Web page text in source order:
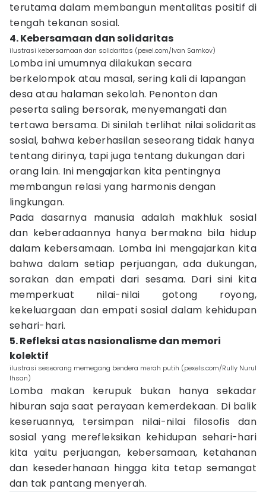
terutama dalam membangun mentalitas positif di
tengah tekanan sosial.
4. Kebersamaan dan solidaritas
ilustrasi kebersamaan dan solidaritas (pexel.com/Ivan Samkov)
Lomba ini umumnya dilakukan secara
berkelompok atau masal, sering kali di lapangan
desa atau halaman sekolah. Penonton dan
peserta saling bersorak, menyemangati dan
tertawa bersama. Di sinilah terlihat nilai solidaritas
sosial, bahwa keberhasilan seseorang tidak hanya
tentang dirinya, tapi juga tentang dukungan dari
orang lain. Ini mengajarkan kita pentingnya
membangun relasi yang harmonis dengan
lingkungan.
Pada dasarnya manusia adalah makhluk sosial
dan keberadaannya hanya bermakna bila hidup
dalam kebersamaan. Lomba ini mengajarkan kita
bahwa dalam setiap perjuangan, ada dukungan,
sorakan dan empati dari sesama. Dari sini kita
memperkuat nilai-nilai gotong royong,
kekeluargaan dan empati sosial dalam kehidupan
sehari-hari.
5. Refleksi atas nasionalisme dan memori
kolektif
ilustrasi seseorang memegang bendera merah putih (pexels.com/Rully Nurul
Ihsan)
Lomba makan kerupuk bukan hanya sekadar
hiburan saja saat perayaan kemerdekaan. Di balik
keseruannya, tersimpan nilai-nilai filosofis dan
sosial yang merefleksikan kehidupan sehari-hari
kita yaitu perjuangan, kebersamaan, ketahanan
dan kesederhanaan hingga kita tetap semangat
dan tak pantang menyerah.